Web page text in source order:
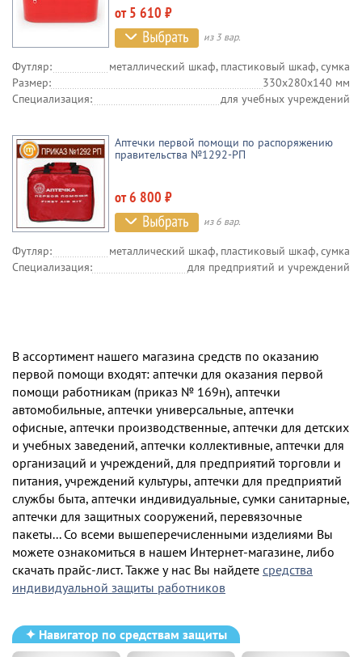
от 5 610 ₽
из 3 вар.
Футляр:
металлический шкаф, пластиковый шкаф, сумка
Размер:
330х280х140 мм
Специализация:
для учебных учреждений
Аптечки первой помощи по распоряжению
правительства №1292-РП
от 6 800 ₽
из 6 вар.
Футляр:
металлический шкаф, пластиковый шкаф, сумка
Специализация:
для предприятий и учреждений
В ассортимент нашего магазина средств по оказанию
первой помощи входят: аптечки для оказания первой
помощи работникам (приказ № 169н), аптечки
автомобильные, аптечки универсальные, аптечки
офисные, аптечки производственные, аптечки для детских
и учебных заведений, аптечки коллективные, аптечки для
организаций и учреждений, для предприятий торговли и
питания, учреждений культуры, аптечки для предприятий
службы быта, аптечки индивидуальные, сумки санитарные,
аптечки для защитных сооружений, перевязочные
пакеты... Со всеми вышеперечисленными изделиями Вы
можете ознакомиться в нашем Интернет-магазине, либо
скачать прайс-лист. Также у нас Вы найдете средства
индивидуальной защиты работников
✦ Навигатор по средствам защиты